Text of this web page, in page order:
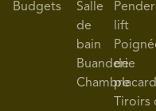
Budgets
Salle
de
bain
Buanderie
Chambre
lift
de
placard
Tiroirs